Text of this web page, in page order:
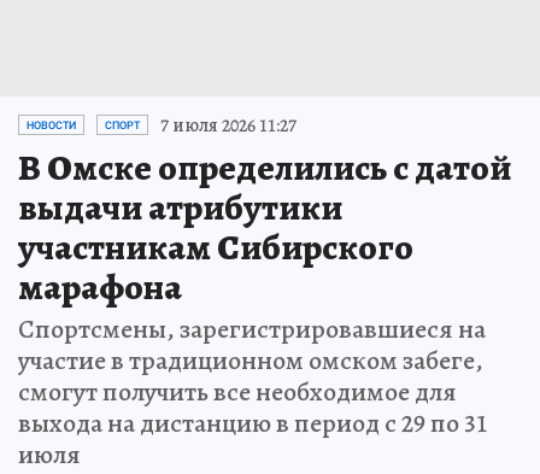
НОВОСТИ СПОРТ 7 июля 2026 11:27
В Омске определились с датой
выдачи атрибутики
участникам Сибирского
марафона
Спортсмены, зарегистрировавшиеся на
участие в традиционном омском забеге,
смогут получить все необходимое для
выхода на дистанцию в период с 29 по 31
июля